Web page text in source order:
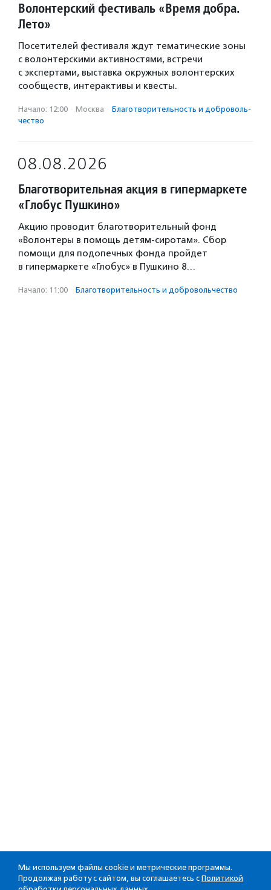
Волонтерский фестиваль «Время добра.
Лето»
Посетителей фестиваля ждут тематические зоны
с волонтерскими активностями, встречи
с экспертами, выставка окружных волонтерских
сообществ, интерактивы и квесты.
Начало: 12:00 · Москва · Благотвори­тель­ность и доброволь­
чест­во
08.08.2026
Благотворительная акция в гипермаркете
«Глобус Пушкино»
Акцию проводит благотворительный фонд
«Волонтеры в помощь детям-сиротам». Сбор
помощи для подопечных фонда пройдет
в гипермаркете «Глобус» в Пушкино 8…
Начало: 11:00 · Благотвори­тель­ность и доброволь­чест­во
Мы используем файлы cookie и метрические программы.
Продолжая работу с сайтом, вы соглашаетесь с Политикой